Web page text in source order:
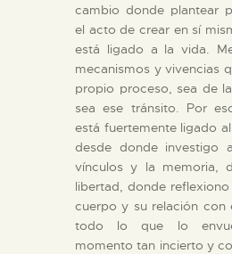
cambio donde plantear
el acto de crear en sí
está ligado a la vida.
mecanismos y vivencias
propio proceso, sea de
sea ese tránsito. Por
está fuertemente ligado
desde donde investigo
vínculos y la memoria,
libertad, donde
cuerpo y su relación con
todo lo que lo
momento tan incierto y